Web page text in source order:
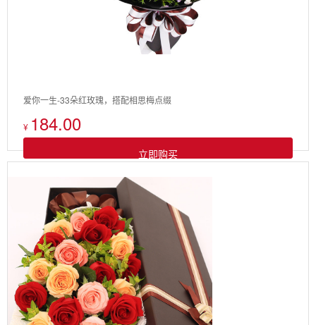
爱你一生-33朵红玫瑰，搭配相思梅点缀
¥ 184.00
立即购买